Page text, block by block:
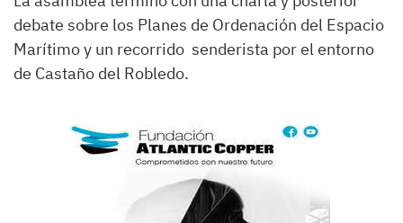
debate sobre los Planes de Ordenación del Espacio
Marítimo y un recorrido senderista por el entorno
de Castaño del Robledo.